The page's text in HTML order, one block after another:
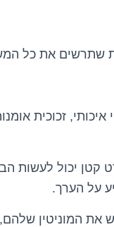
שתרשים את כל
זכוכית
יכול לעשות
על הערך.
את המוניטין